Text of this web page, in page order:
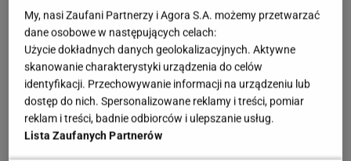
Wczesne pelargonie zyskują na popularności.
Kwiaty pięknie zdobią domowy parapet przed
sezonem
Wczesne pelargonie to kwiaty, które mogą bez
My, nasi Zaufani Partnerzy i Agora S.A. możemy przetwarzać
dane osobowe w następujących celach:
Użycie dokładnych danych geolokalizacyjnych. Aktywne
skanowanie charakterystyki urządzenia do celów
identyfikacji. Przechowywanie informacji na urządzeniu lub
dostęp do nich. Spersonalizowane reklamy i treści, pomiar
reklam i treści, badnie odbiorców i ulepszanie usług.
Lista Zaufanych Partnerów